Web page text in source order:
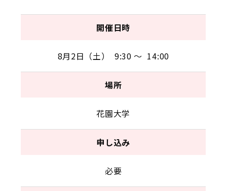
開催日時
8月2日（土） 9:30 ～ 14:00
場所
花園大学
申し込み
必要